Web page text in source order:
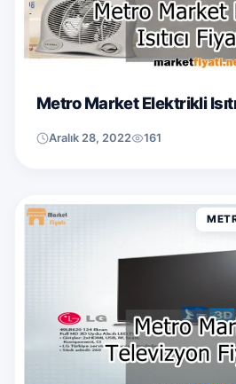
Metro Market Elektrikli
Aralık 28, 2022 161